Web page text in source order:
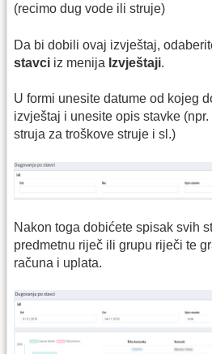
(recimo dug vode ili struje)
Da bi dobili ovaj izvještaj,
stavci iz menija Izvještaji.
U formi unesite datume od kojeg
izvještaj i unesite opis stavke
struja za troškove struje i sl.)
Nakon toga dobićete spisak svih
predmetnu riječ ili grupu riječi te
računa i uplata.